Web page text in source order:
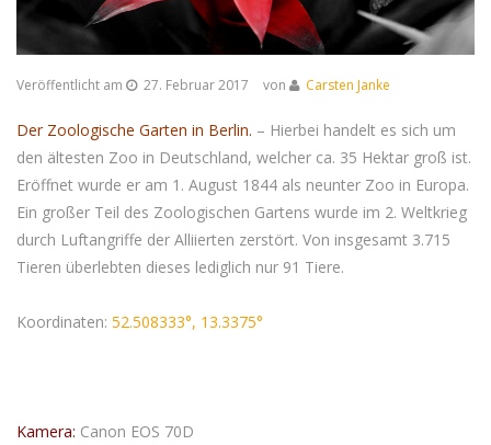
Veröffentlicht am 27. Februar 2017 von Carsten Janke
Der Zoologische Garten in Berlin. – Hierbei handelt es sich um
den ältesten Zoo in Deutschland, welcher ca. 35 Hektar groß ist.
Eröffnet wurde er am 1. August 1844 als neunter Zoo in Europa.
Ein großer Teil des Zoologischen Gartens wurde im 2. Weltkrieg
durch Luftangriffe der Alliierten zerstört. Von insgesamt 3.715
Tieren überlebten dieses lediglich nur 91 Tiere.
Koordinaten: 52.508333°, 13.3375°
Kamera: Canon EOS 70D